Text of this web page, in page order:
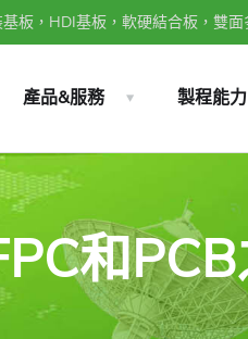
板，HDI基板，軟硬結合板，雙
產品&服務 製程能力
和